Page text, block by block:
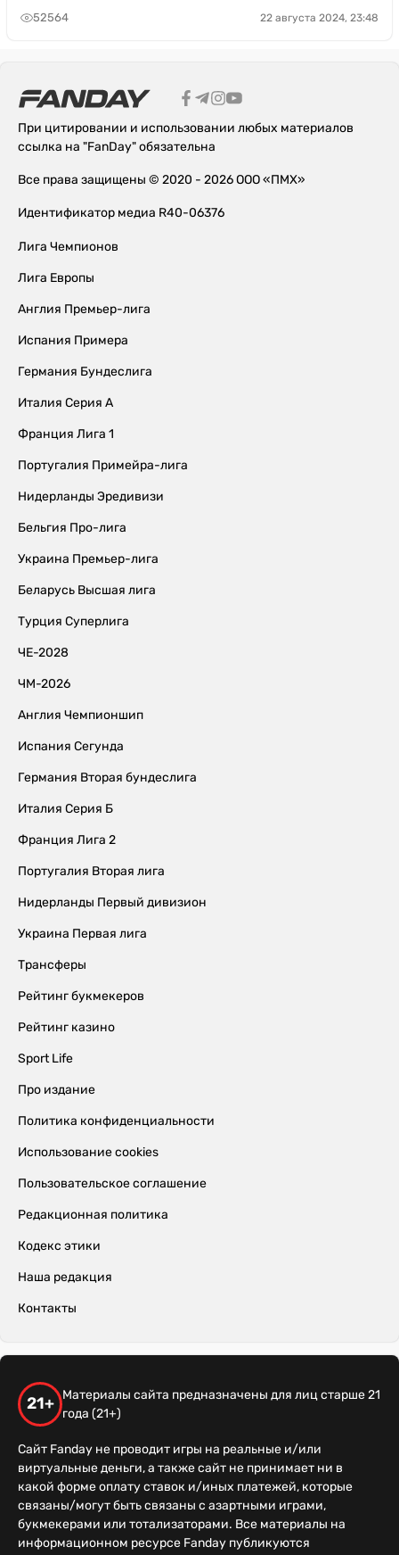
52564 22 августа 2024, 23:48
При цитировании и использовании любых материалов
ссылка на "FanDay" обязательна
Все права защищены © 2020 - 2026 ООО «ПМХ»
Идентификатор медиа R40-06376
Лига Чемпионов
Лига Европы
Англия Премьер-лига
Испания Примера
Германия Бундеслига
Италия Серия А
Франция Лига 1
Португалия Примейра-лига
Нидерланды Эредивизи
Бельгия Про-лига
Украина Премьер-лига
Беларусь Высшая лига
Турция Суперлига
ЧЕ-2028
ЧМ-2026
Англия Чемпионшип
Испания Сегунда
Германия Вторая бундеслига
Италия Серия Б
Франция Лига 2
Португалия Вторая лига
Нидерланды Первый дивизион
Украина Первая лига
Трансферы
Рейтинг букмекеров
Рейтинг казино
Sport Life
Про издание
Политика конфиденциальности
Использование cookies
Пользовательское соглашение
Редакционная политика
Кодекс этики
Наша редакция
Контакты
21+
Материалы сайта предназначены для лиц старше 21
года (21+)
Сайт Fanday не проводит игры на реальные и/или
виртуальные деньги, а также сайт не принимает ни в
какой форме оплату ставок и/иных платежей, которые
связаны/могут быть связаны с азартными играми,
букмекерами или тотализаторами. Все материалы на
информационном ресурсе Fanday публикуются